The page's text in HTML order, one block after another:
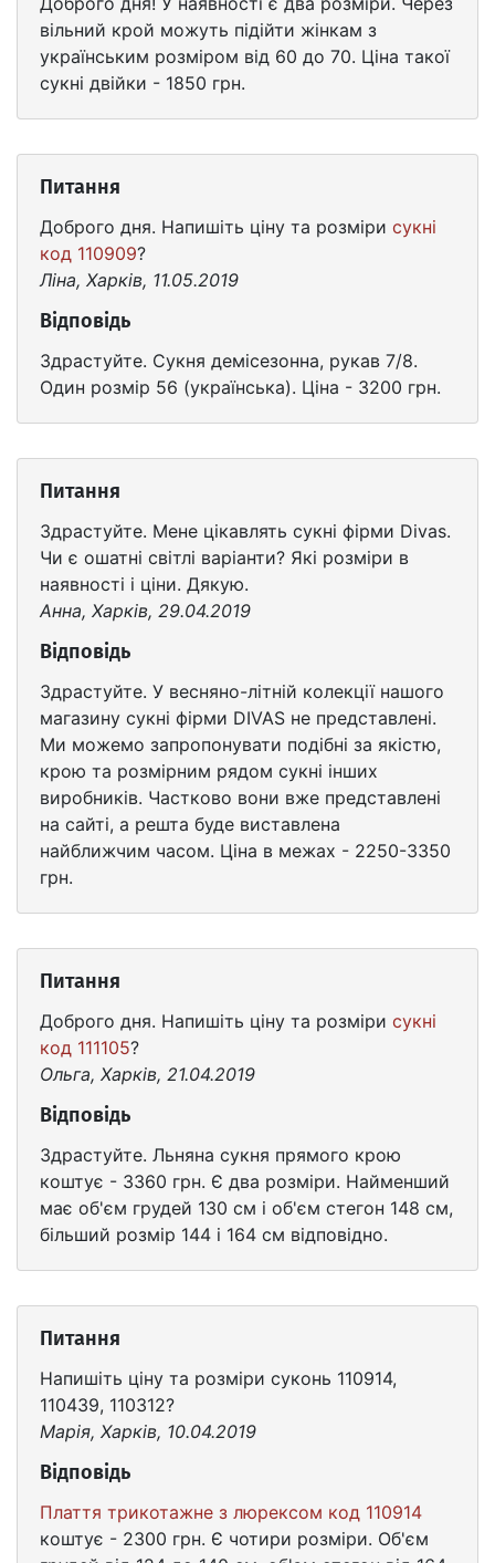
вільний крой можуть підійти жінкам з
українським розміром від 60 до 70. Ціна такої
сукні двійки - 1850 грн.
Питання
Доброго дня. Напишіть ціну та розміри сукні
код 110909?
Ліна, Харків, 11.05.2019
Відповідь
Здрастуйте. Сукня демісезонна, рукав 7/8.
Один розмір 56 (українська). Ціна - 3200 грн.
Питання
Здрастуйте. Мене цікавлять сукні фірми Divas.
Чи є ошатні світлі варіанти? Які розміри в
наявності і ціни. Дякую.
Анна, Харків, 29.04.2019
Відповідь
Здрастуйте. У весняно-літній колекції нашого
магазину сукні фірми DIVAS не представлені.
Ми можемо запропонувати подібні за якістю,
крою та розмірним рядом сукні інших
виробників. Частково вони вже представлені
на сайті, а решта буде виставлена ​​
найближчим часом. Ціна в межах - 2250-3350
грн.
Питання
Доброго дня. Напишіть ціну та розміри сукні
код 111105?
Ольга, Харків, 21.04.2019
Відповідь
Здрастуйте. Льняна сукня прямого крою
коштує - 3360 грн. Є два розміри. Найменший
має об'єм грудей 130 см і об'єм стегон 148 см,
більший розмір 144 і 164 см відповідно.
Питання
Напишіть ціну та розміри суконь 110914,
110439, 110312?
Марія, Харків, 10.04.2019
Відповідь
Плаття трикотажне з люрексом код 110914
коштує - 2300 грн. Є чотири розміри. Об'єм